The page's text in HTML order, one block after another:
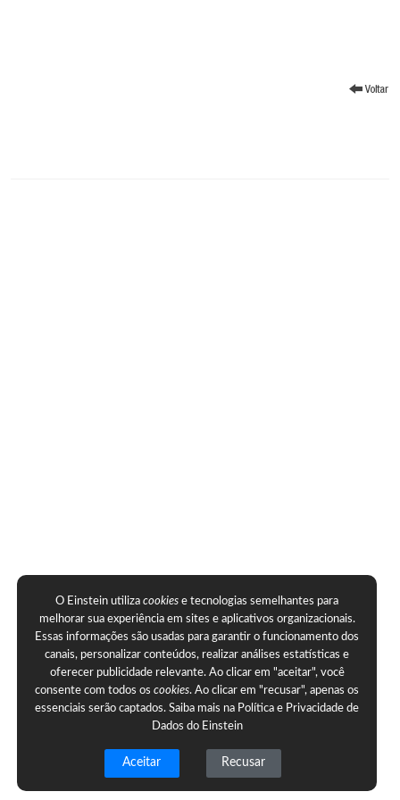
O Einstein utilizacookies e tecnologias semelhantes para
melhorar sua experiência em sites e aplicativos organizacionais.
Essas informações são usadas para garantir o funcionamento dos
canais, personalizar conteúdos, realizar análises estatísticas e
oferecer publicidade relevante. Ao clicar em "aceitar", você
consente com todos oscookies. Ao clicar em "recusar", apenas os
essenciais serão captados. Saiba mais na Política e Privacidade de
Dados do Einstein
Aceitar Recusar